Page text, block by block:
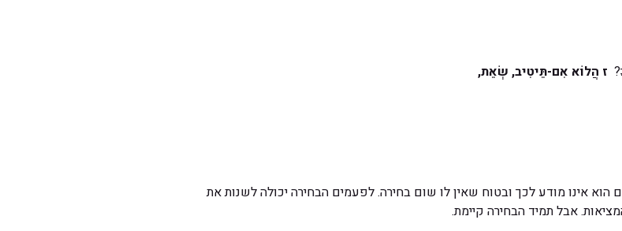
ז הֲלוֹא אִם-תֵּיטִיב, שְׂאֵת,
אינו מודע לכך ובטוח שאין לו שום בחירה. לפעמים הבחירה יכולה לשנות את
אבל תמיד הבחירה קיימת.